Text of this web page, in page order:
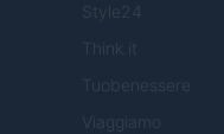
Style24
Think.it
Tuobenessere
Viaggiamo